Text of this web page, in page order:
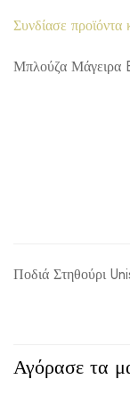
Συνδίασε προϊόντα
Μπλούζα
Ποδιά Στηθούρι
Αγόρασε τα